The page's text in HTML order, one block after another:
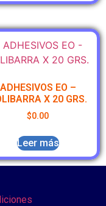
ADHESIVOS EO –
X 20 GRS.
$0.00
Leer más